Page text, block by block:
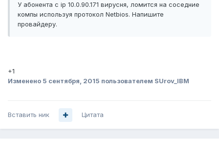
У абонента с ip 10.0.90.171 вирусня, ломится на соседние
компы используя протокол Netbios. Напишите
провайдеру.
+1
Изменено 5 сентября, 2015 пользователем SUrov_IBM
Вставить ник Цитата